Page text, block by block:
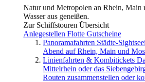
Natur und Metropolen an Rhein, Main
Wasser aus geneißen.
Zur Schiffstouren Übersicht
Anlegestellen Flotte Gutscheine
Panoramafahrten Städte-
Abend auf Rhein, Main und
Linienfahrten & Kombitickets
Mittelrhein oder das
Routen zusammenstellen oder